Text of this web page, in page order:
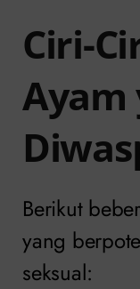
Ciri-
Ayam
Berikut
yang
seksual: